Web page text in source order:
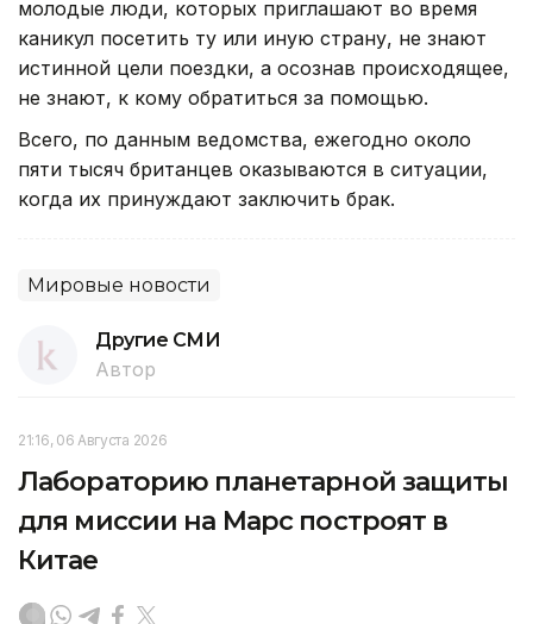
молодые люди, которых приглашают во время
каникул посетить ту или иную страну, не знают
истинной цели поездки, а осознав происходящее,
не знают, к кому обратиться за помощью.
Всего, по данным ведомства, ежегодно около
пяти тысяч британцев оказываются в ситуации,
когда их принуждают заключить брак.
Мировые новости
Другие СМИ
Автор
21:16, 06 Августа 2026
Лабораторию планетарной защиты
для миссии на Марс построят в
Китае